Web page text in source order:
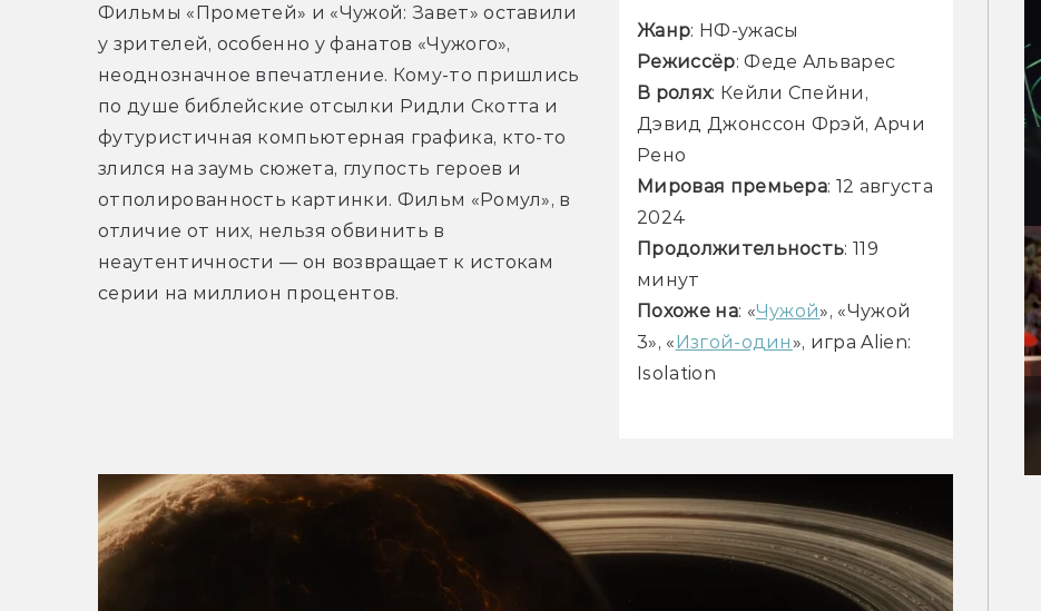
Жанр: НФ-ужасы
Режиссёр: Феде Альварес
В ролях: Кейли Спейни,
Дэвид Джонссон Фрэй, Арчи
Рено
Мировая премьера: 12 августа
2024
Продолжительность: 119
минут
Похоже на: «Чужой», «Чужой
3», «Изгой-один », игра Alien:
Isolation
Фильмы «Прометей» и «Чужой: Завет» оставили
у зрителей, особенно у фанатов «Чужого»,
неоднозначное впечатление. Кому-то пришлись
по душе библейские отсылки Ридли Скотта и
футуристичная компьютерная графика, кто-то
злился на заумь сюжета, глупость героев и
отполированность картинки. Фильм «Ромул», в
отличие от них, нельзя обвинить в
неаутентичности — он возвращает к истокам
серии на миллион процентов.